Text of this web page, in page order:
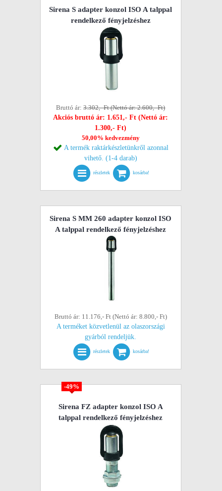
Sirena S adapter konzol ISO A talppal
rendelkező fényjelzéshez
Bruttó ár:3.302,- Ft (Nettó ár: 2.600,- Ft)
Akciós bruttó ár: 1.651,- Ft (Nettó ár:
1.300,- Ft)
50,00% kedvezmény
A termék raktárkészletünkről azonnal
vihető. (1-4 darab)
részletek kosárba!
Sirena S MM 260 adapter konzol ISO
A talppal rendelkező fényjelzéshez
Bruttó ár: 11.176,- Ft (Nettó ár: 8.800,- Ft)
A terméket közvetlenül az olaszországi
gyárból rendeljük.
részletek kosárba!
-49%
Sirena FZ adapter konzol ISO A
talppal rendelkező fényjelzéshez